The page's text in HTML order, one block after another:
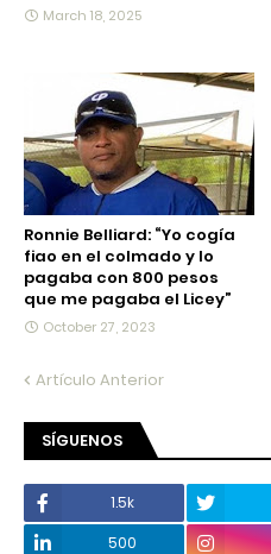
March 18, 2025
Ronnie Belliard: “Yo cogía
fiao en el colmado y lo
pagaba con 800 pesos
que me pagaba el Licey”
October 27, 2023
Artículo Anterior
SÍGUENOS
1.5k
500